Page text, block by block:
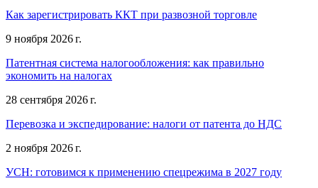
Как зарегистрировать ККТ при развозной торговле
9 ноября 2026 г.
Патентная система налогообложения: как правильно
экономить на налогах
28 сентября 2026 г.
Перевозка и экспедирование: налоги от патента до НДС
2 ноября 2026 г.
УСН: готовимся к применению спецрежима в 2027 году